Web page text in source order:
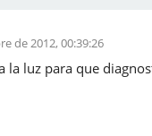
de 2012, 00:39:26
la luz para que